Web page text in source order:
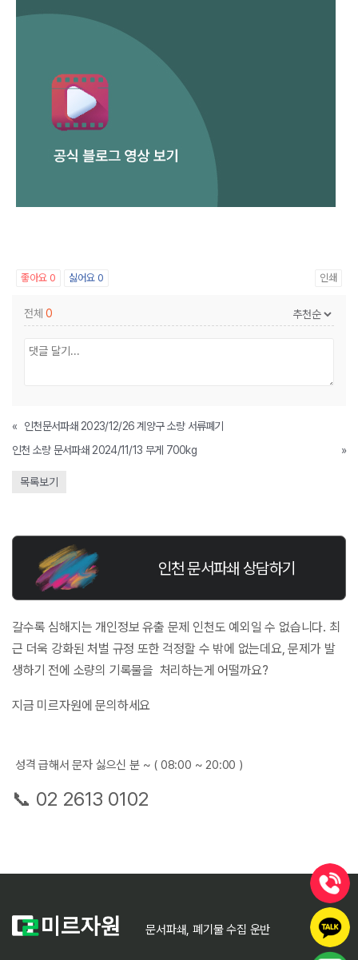
좋아요 0 싫어요 0 인쇄
전체0
«
인천문서파쇄 2023/12/26 계양구 소량 서류폐기
인천 소량 문서파쇄 2024/11/13 무게 700kg
»
목록보기
인천 문서파쇄 상담하기
갈수록 심해지는 개인정보 유출 문제 인천도 예외일 수 없습니다. 최
근 더욱 강화된 처벌 규정 또한 걱정할 수 밖에 없는데요, 문제가 발
생하기 전에 소량의 기록물을 처리하는게 어떨까요?
지금 미르자원에 문의하세요
성격 급해서 문자 싫으신 분 ~ ( 08:00 ~ 20:00 )
📞 02 2613 0102
문서파쇄, 폐기물 수집 운반